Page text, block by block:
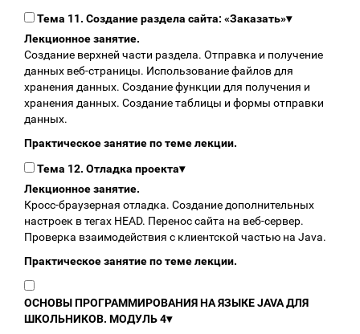
Тема 11. Создание раздела сайта: «Заказать»▾
Лекционное занятие.
Создание верхней части раздела. Отправка и получение
данных веб-страницы. Использование файлов для
хранения данных. Создание функции для получения и
хранения данных. Создание таблицы и формы отправки
данных.
Практическое занятие по теме лекции.
Тема 12. Отладка проекта▾
Лекционное занятие.
Кросс-браузерная отладка. Создание дополнительных
настроек в тегах HEAD. Перенос сайта на веб-сервер.
Проверка взаимодействия с клиентской частью на Java.
Практическое занятие по теме лекции.
ОСНОВЫ ПРОГРАММИРОВАНИЯ НА ЯЗЫКЕ JAVA ДЛЯ
ШКОЛЬНИКОВ. МОДУЛЬ 4▾